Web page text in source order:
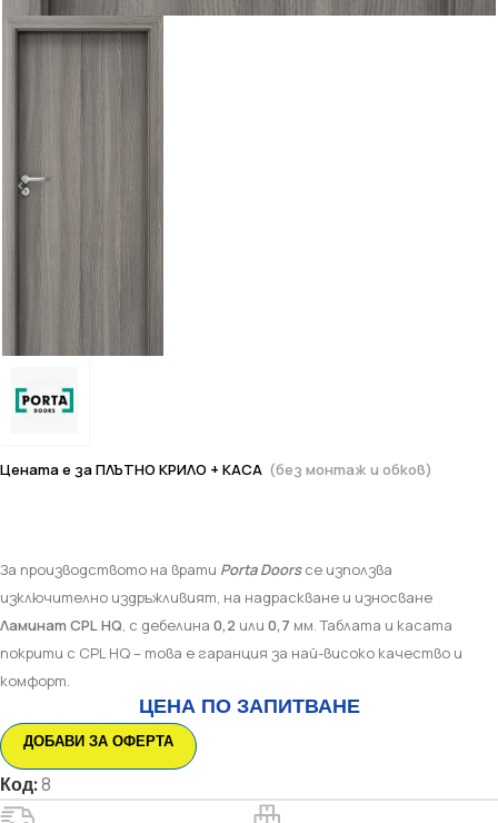
Цената е за ПЛЪТНО КРИЛО + КАСА (без монтаж и обков)
За производството на врати Porta Doorsсе използва
изключително издръжливият, на надраскване и износване
Ламинат CPL HQ , с дебелина 0,2 или 0,7 мм. Таблата и касата
покрити с CPL HQ – това е гаранция за най-високо качество и
комфорт.
ЦЕНА ПО ЗАПИТВАНЕ
ДОБАВИ ЗА ОФЕРТА
Код:8